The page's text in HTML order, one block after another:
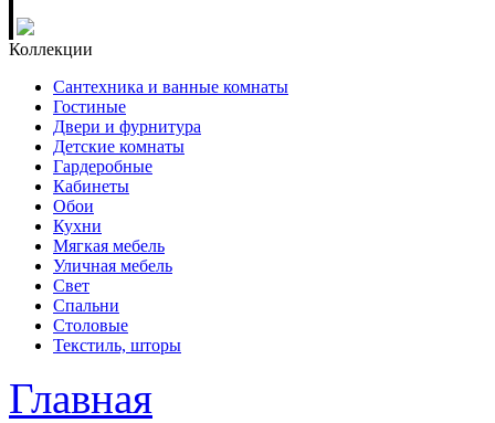
Коллекции
Сантехника и ванные комнаты
Гостиные
Двери и фурнитура
Детские комнаты
Гардеробные
Кабинеты
Обои
Кухни
Мягкая мебель
Уличная мебель
Свет
Спальни
Столовые
Текстиль, шторы
Главная